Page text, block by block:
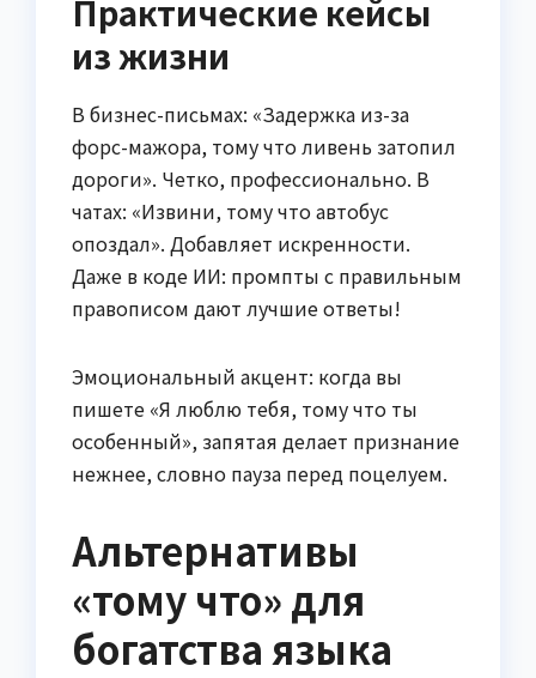
Практические кейсы
из жизни
В бизнес-письмах: «Задержка из-за
форс-мажора, тому что ливень затопил
дороги». Четко, профессионально. В
чатах: «Извини, тому что автобус
опоздал». Добавляет искренности.
Даже в коде ИИ: промпты с правильным
правописом дают лучшие ответы!
Эмоциональный акцент: когда вы
пишете «Я люблю тебя, тому что ты
особенный», запятая делает признание
нежнее, словно пауза перед поцелуем.
Альтернативы
«тому что» для
богатства языка